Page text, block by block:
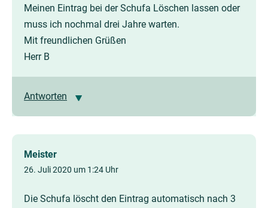
Meinen Eintrag bei der Schufa Löschen lassen oder
muss ich nochmal drei Jahre warten.
Mit freundlichen Grüßen
Herr B
Antworten
Meister
26. Juli 2020 um 1:24 Uhr
Die Schufa löscht den Eintrag automatisch nach 3